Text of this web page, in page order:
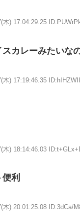
木) 17:04:29.25
カレーみたいな
木) 17:19:46.35
木) 18:14:46.03
利
木) 20:01:25.08 ID:3dCa/